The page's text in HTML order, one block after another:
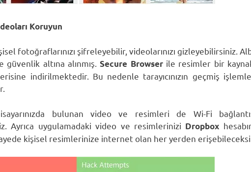
Koruyun
fotoğraflarınızı şifreleyebilir, videolarınızı gizleyebilirsiniz.
güvenlik altına alınmış.Secure Browserile resimler bir
indirilmektedir. Bu nedenle tarayıcınızın geçmiş
bulunan video ve resimleri de Wi-Fi
Ayrıca uygulamadaki video ve resimlerinizi Dropbox
kişisel resimlerinize internet olan her yerden